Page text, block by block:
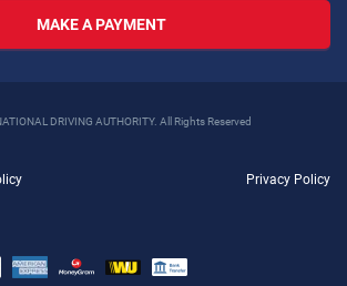
MAKE A PAYMENT
DRIVING AUTHORITY. All Rights Reserved
Privacy Policy